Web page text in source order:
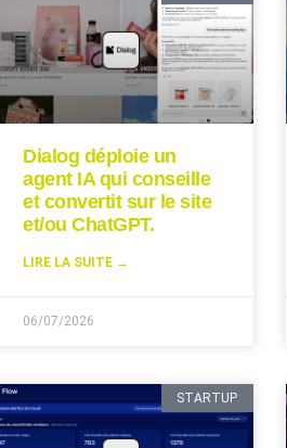
Dialog déploie un
agent IA qui conseille
et convertit sur le site
et/ou ChatGPT.
LIRE LA SUITE →
06/07/2026
STARTUP